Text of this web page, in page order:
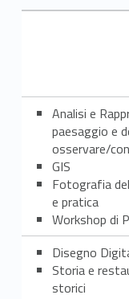
Analisi e
paesaggio e
osservare/
GIS
Fotografia
e pratica
Workshop di
Disegno
Storia e
storici